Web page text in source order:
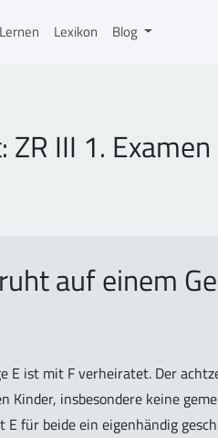
Lernen Lexikon Blog
ZR III 1.
auf einem
E ist mit F verheiratet. Der
Kinder, insbesondere keine
für beide ein eigenhändig